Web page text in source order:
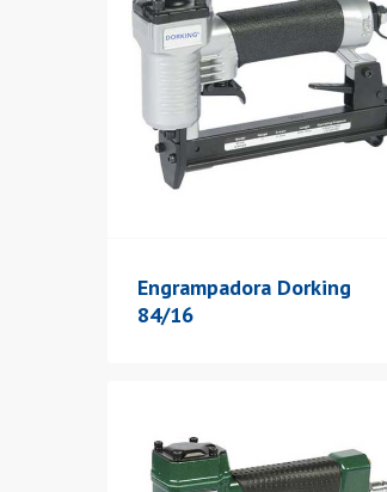
Engrampadora Dorking
84/16